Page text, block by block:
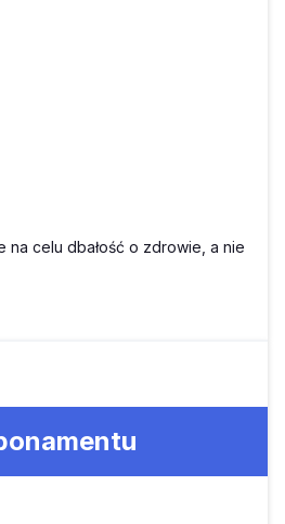
celu dbałość o zdrowie, a nie